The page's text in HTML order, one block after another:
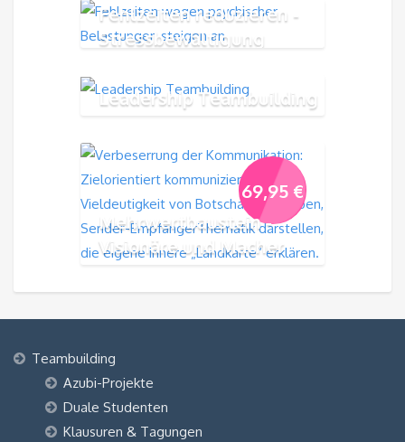
Fehlzeiten reduzieren -
Stressbewältigung
Leadership Teambuilding
69,95 €
Mehrwertbaustein -
Visionäre und Macher
Teambuilding
Azubi-Projekte
Duale Studenten
Klausuren & Tagungen